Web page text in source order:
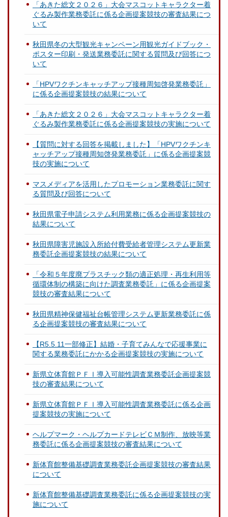
「あきた総文２０２６」大会マスコットキャラクター着
ぐるみ製作業務委託に係る企画提案競技の審査結果につ
いて
秋田県冬の大型観光キャンペーン用観光ガイドブック・
ポスター印刷・発送業務委託に関する質問及び回答につ
いて
「HPVワクチンキャッチアップ接種周知啓発業務委託」
に係る企画提案競技の結果について
「あきた総文２０２６」大会マスコットキャラクター着
ぐるみ製作業務委託に係る企画提案競技の実施について
【質問に対する回答を掲載しました】「HPVワクチンキ
ャッチアップ接種周知啓発業務委託」に係る企画提案競
技の実施について
マスメディアを活用したプロモーション業務委託に関す
る質問及び回答について
秋田県電子申請システム利用業務に係る企画提案競技の
結果について
秋田県障害児施設入所給付費受給者管理システム更新業
務委託企画提案競技の結果について
「令和５年度廃プラスチック類の適正処理・再生利用等
循環体制の構築に向けた調査業務委託」に係る企画提案
競技の審査結果について
秋田県精神保健福祉台帳管理システム更新業務委託に係
る企画提案競技の審査結果について
【R5.5.11一部修正】結婚・子育てみんなで応援事業に
関する業務委託にかかる企画提案競技の実施について
新県立体育館ＰＦＩ導入可能性調査業務委託企画提案競
技の審査結果について
新県立体育館ＰＦＩ導入可能性調査業務委託に係る企画
提案競技の実施について
ヘルプマーク・ヘルプカードテレビＣＭ制作、放映等業
務委託に係る企画提案競技の審査結果について
新体育館整備基礎調査業務委託企画提案競技の審査結果
について
新体育館整備基礎調査業務委託に係る企画提案競技の実
施について